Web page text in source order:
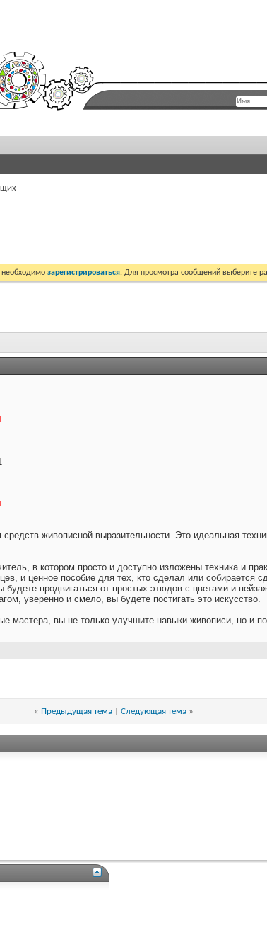
зарегистрироваться. Для просмотра сообщений выберите
живописной выразительности. Это идеальная
в котором просто и доступно изложены техника и
и ценное пособие для тех, кто сделал или собирается
продвигаться от простых этюдов с цветами и
уверенно и смело, вы будете постигать это искусство.
мастера, вы не только улучшите навыки живописи, но и
« Предыдущая тема Следующая тема »